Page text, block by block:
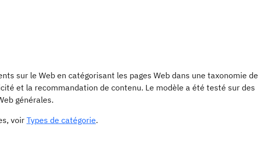
sur le Web en catégorisant les pages Web dans une taxonomie de
et la recommandation de contenu. Le modèle a été testé sur des
générales.
voirTypes de catégorie.